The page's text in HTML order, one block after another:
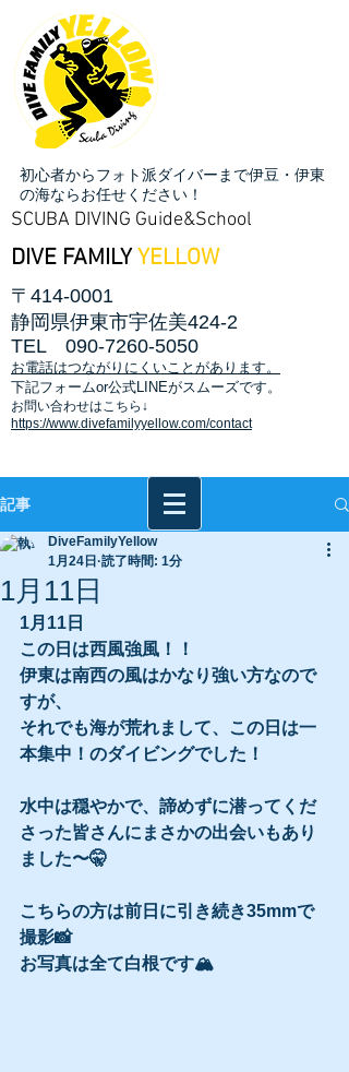
初心者からフォト派ダイバーまで伊豆・伊東
の海ならお任せください！
SCUBA DIVING Guide&School
DIVE FAMILY YELLOW
〒414-0001
静岡県伊東市宇佐美424-2
TEL 090-7260-5050
お電話はつながりにくいことがあります。
​下記フォームor公式LINEがスムーズです。
お問い合わせはこちら↓
https://www.divefamilyyellow.com/contact
記事
1月11日
DiveFamilyYellow
1月24日 読了時間: 1分
1月11日
この日は西風強風！！
伊東は南西の風はかなり強い方なので
すが、
それでも海が荒れまして、この日は一
本集中！のダイビングでした！
水中は穏やかで、諦めずに潜ってくだ
さった皆さんにまさかの出会いもあり
ました〜🤫
こちらの方は前日に引き続き35mmで
撮影📸
お写真は全て白根です🏔️